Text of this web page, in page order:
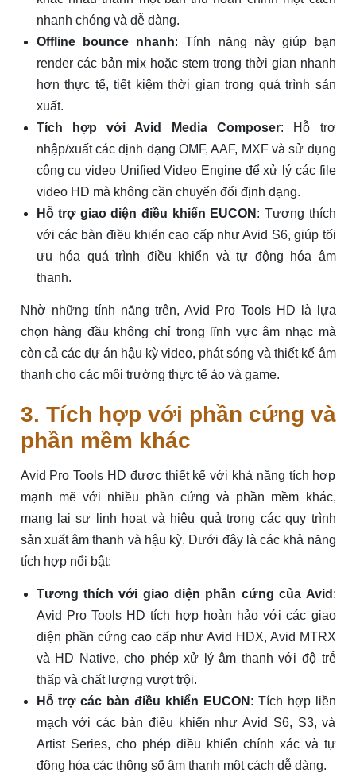
nhanh chóng và dễ dàng.
Offline bounce nhanh: Tính năng này giúp bạn
render các bản mix hoặc stem trong thời gian nhanh
hơn thực tế, tiết kiệm thời gian trong quá trình sản
xuất.
Tích hợp với Avid Media Composer: Hỗ trợ
nhập/xuất các định dạng OMF, AAF, MXF và sử dụng
công cụ video Unified Video Engine để xử lý các file
video HD mà không cần chuyển đổi định dạng.
Hỗ trợ giao diện điều khiển EUCON : Tương thích
với các bàn điều khiển cao cấp như Avid S6, giúp tối
ưu hóa quá trình điều khiển và tự động hóa âm
thanh.
Nhờ những tính năng trên, Avid Pro Tools HD là lựa
chọn hàng đầu không chỉ trong lĩnh vực âm nhạc mà
còn cả các dự án hậu kỳ video, phát sóng và thiết kế âm
thanh cho các môi trường thực tế ảo và game.
3. Tích hợp với phần cứng và
phần mềm khác
Avid Pro Tools HD được thiết kế với khả năng tích hợp
mạnh mẽ với nhiều phần cứng và phần mềm khác,
mang lại sự linh hoạt và hiệu quả trong các quy trình
sản xuất âm thanh và hậu kỳ. Dưới đây là các khả năng
tích hợp nổi bật:
Tương thích với giao diện phần cứng của Avid :
Avid Pro Tools HD tích hợp hoàn hảo với các giao
diện phần cứng cao cấp như Avid HDX, Avid MTRX
và HD Native, cho phép xử lý âm thanh với độ trễ
thấp và chất lượng vượt trội.
Hỗ trợ các bàn điều khiển EUCON : Tích hợp liền
mạch với các bàn điều khiển như Avid S6, S3, và
Artist Series, cho phép điều khiển chính xác và tự
động hóa các thông số âm thanh một cách dễ dàng.